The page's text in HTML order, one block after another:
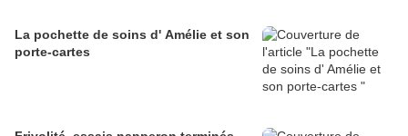
La pochette de soins d' Amélie et son
porte-cartes